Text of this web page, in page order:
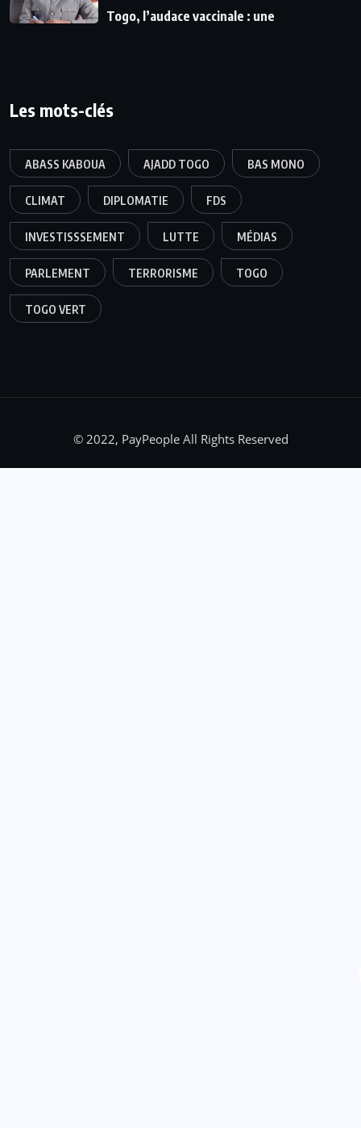
Togo, l’audace vaccinale : une
Les mots-clés
ABASS KABOUA AJADD TOGO BAS MONO
CLIMAT DIPLOMATIE FDS
INVESTISSSEMENT LUTTE MÉDIAS
PARLEMENT TERRORISME TOGO
TOGO VERT
© 2022, PayPeople All Rights Reserved